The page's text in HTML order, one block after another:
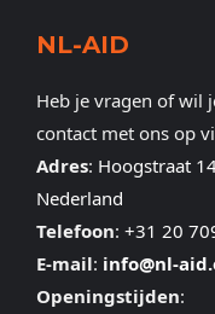
NL-AID
Heb je vragen of wil
contact met ons op
Adres: Hoogstraat
Nederland
Telefoon: +31 20
E-mail: info@nl-
Openingstijden: